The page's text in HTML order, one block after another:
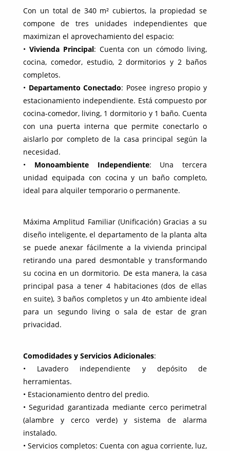
Con un total de 340 m² cubiertos, la propiedad se
compone de tres unidades independientes que
maximizan el aprovechamiento del espacio:
• Vivienda Principal: Cuenta con un cómodo living,
cocina, comedor, estudio, 2 dormitorios y 2 baños
completos.
• Departamento Conectado: Posee ingreso propio y
estacionamiento independiente. Está compuesto por
cocina-comedor, living, 1 dormitorio y 1 baño. Cuenta
con una puerta interna que permite conectarlo o
aislarlo por completo de la casa principal según la
necesidad.
• Monoambiente Independiente: Una tercera
unidad equipada con cocina y un baño completo,
ideal para alquiler temporario o permanente.
Máxima Amplitud Familiar (Unificación) Gracias a su
diseño inteligente, el departamento de la planta alta
se puede anexar fácilmente a la vivienda principal
retirando una pared desmontable y transformando
su cocina en un dormitorio. De esta manera, la casa
principal pasa a tener 4 habitaciones (dos de ellas
en suite), 3 baños completos y un 4to ambiente ideal
para un segundo living o sala de estar de gran
privacidad.
Comodidades y Servicios Adicionales:
• Lavadero independiente y depósito de
herramientas.
• Estacionamiento dentro del predio.
• Seguridad garantizada mediante cerco perimetral
(alambre y cerco verde) y sistema de alarma
instalado.
• Servicios completos: Cuenta con agua corriente, luz,